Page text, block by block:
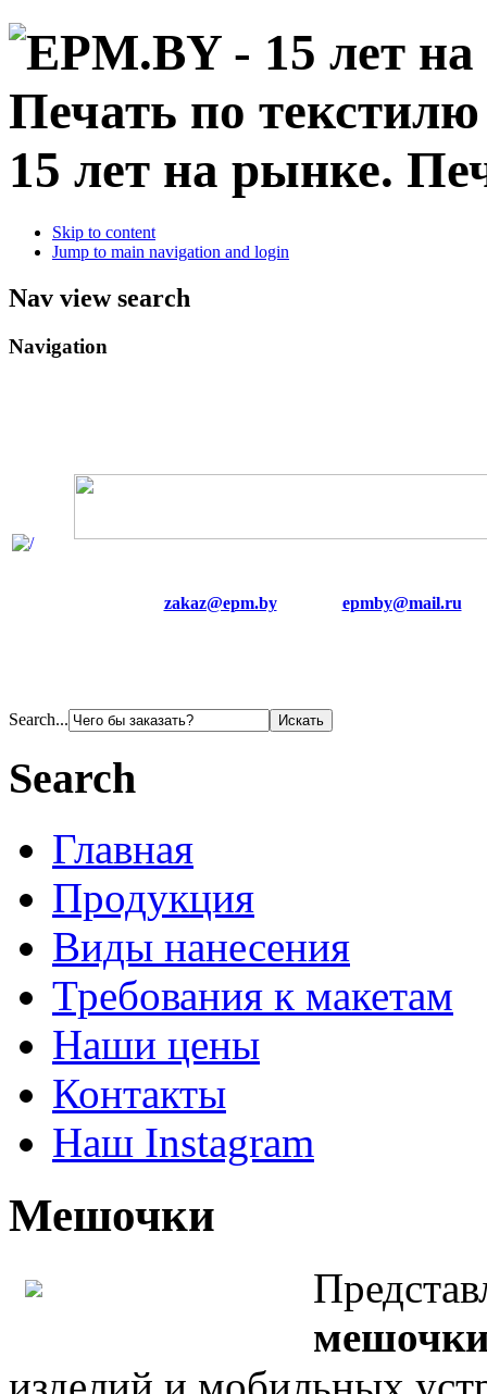
15 лет на рынке.
Skip to content
Jump to main navigation and login
Nav view search
Navigation
zakaz@epm.by epmby@mail.ru
Search...
Search
Главная
Продукция
Виды нанесения
Требования к макетам
Наши цены
Контакты
Наш Instagram
Мешочки